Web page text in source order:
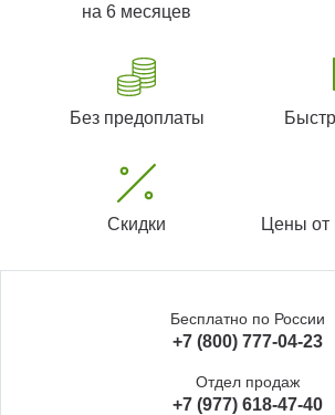
на 6 месяцев
Без предоплаты
Скидки Цены от
Бесплатно по России
+7 (800) 777-04-23
Отдел продаж
+7 (977) 618-47-40